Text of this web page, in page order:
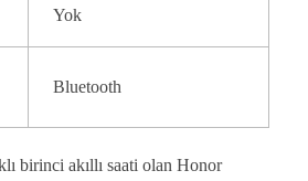
Yok
Bluetooth
birinci akıllı saati olan Honor